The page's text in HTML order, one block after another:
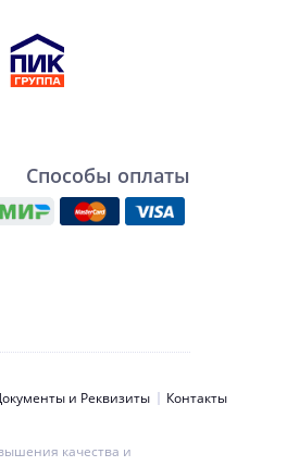
Способы оплаты
и Реквизиты Контакты
качества и